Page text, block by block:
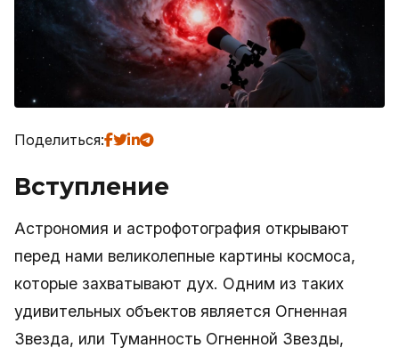
Поделиться:
Вступление
Астрономия и астрофотография открывают
перед нами великолепные картины космоса,
которые захватывают дух. Одним из таких
удивительных объектов является Огненная
Звезда, или Туманность Огненной Звезды,